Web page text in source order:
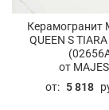
Керамогранит
QUEEN S
от
от: 5 818